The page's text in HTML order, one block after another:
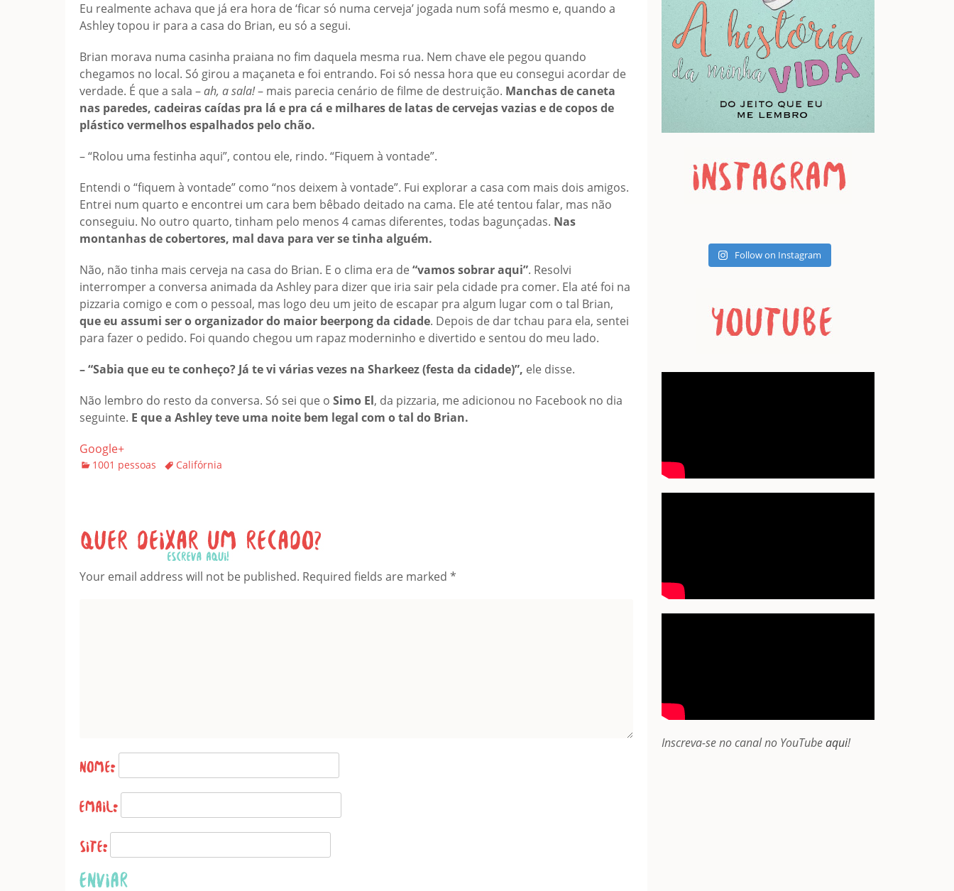
Eu realmente achava que já era hora de ‘ficar só numa cerveja’ jogada num sofá mesmo e, quando a
Ashley topou ir para a casa do Brian, eu só a segui.
Brian morava numa casinha praiana no fim daquela mesma rua. Nem chave ele pegou quando
chegamos no local. Só girou a maçaneta e foi entrando. Foi só nessa hora que eu consegui acordar de
verdade. É que a sala –ah, a sala!– mais parecia cenário de filme de destruição. Manchas de caneta
nas paredes, cadeiras caídas pra lá e pra cá e milhares de latas de cervejas vazias e de copos de
plástico vermelhos espalhados pelo chão.
– “Rolou uma festinha aqui”, contou ele, rindo. “Fiquem à vontade”.
Entendi o “fiquem à vontade” como “nos deixem à vontade”. Fui explorar a casa com mais dois amigos.
Entrei num quarto e encontrei um cara bem bêbado deitado na cama. Ele até tentou falar, mas não
conseguiu. No outro quarto, tinham pelo menos 4 camas diferentes, todas bagunçadas. Nas
montanhas de cobertores, mal dava para ver se tinha alguém.
Não, não tinha mais cerveja na casa do Brian. E o clima era de “vamos sobrar aqui”. Resolvi
interromper a conversa animada da Ashley para dizer que iria sair pela cidade pra comer. Ela até foi na
pizzaria comigo e com o pessoal, mas logo deu um jeito de escapar pra algum lugar com o tal Brian,
que eu assumi ser o organizador do maior beerpong da cidade. Depois de dar tchau para ela, sentei
para fazer o pedido. Foi quando chegou um rapaz moderninho e divertido e sentou do meu lado.
– “Sabia que eu te conheço? Já te vi várias vezes na Sharkeez (festa da cidade)”, ele disse.
Não lembro do resto da conversa. Só sei que o Simo El, da pizzaria, me adicionou no Facebook no dia
seguinte. E que a Ashley teve uma noite bem legal com o tal do Brian.
Google+
Categories
1001 pessoas TagsCalifórnia
Leave a Reply
Your email address will not be published. Required fields are marked *
*
Website
Follow on Instagram
Inscreva-se no canal no YouTubeaqui!